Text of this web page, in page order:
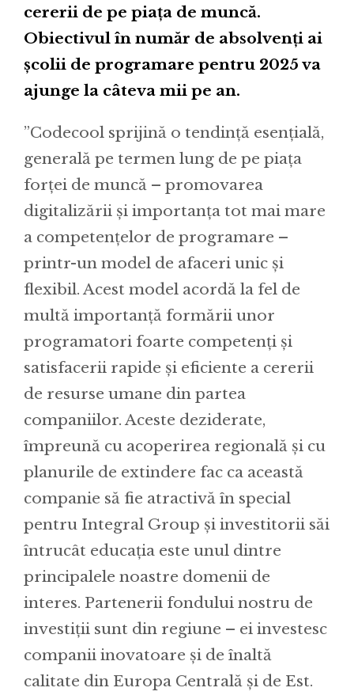
cererii de pe piața de muncă.
Obiectivul în număr de absolvenți ai
școlii de programare pentru 2025 va
ajunge la câteva mii pe an.
”Codecool sprijină o tendință esențială,
generală pe termen lung de pe piața
forței de muncă – promovarea
digitalizării și importanța tot mai mare
a competențelor de programare –
printr-un model de afaceri unic și
flexibil. Acest model acordă la fel de
multă importanță formării unor
programatori foarte competenți și
satisfacerii rapide și eficiente a cererii
de resurse umane din partea
companiilor. Aceste deziderate,
împreună cu acoperirea regională și cu
planurile de extindere fac ca această
companie să fie atractivă în special
pentru Integral Group și investitorii săi
întrucât educația este unul dintre
principalele noastre domenii de
interes. Partenerii fondului nostru de
investiții sunt din regiune – ei investesc
companii inovatoare și de înaltă
calitate din Europa Centrală și de Est.